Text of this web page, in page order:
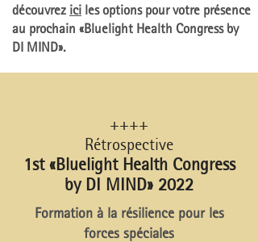
découvrez ici les options pour votre présence
au prochain «Bluelight Health Congress by
DI MIND».
++++
Rétrospective
1st «Bluelight Health Congress
by DI MIND» 2022
Formation à la résilience pour les
forces spéciales